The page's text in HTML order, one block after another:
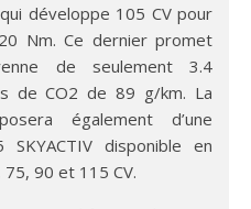
développe 105 CV pour
Nm. Ce dernier promet
de seulement 3.4
de CO2 de 89 g/km. La
également d’une
disponible en
90 et 115 CV.